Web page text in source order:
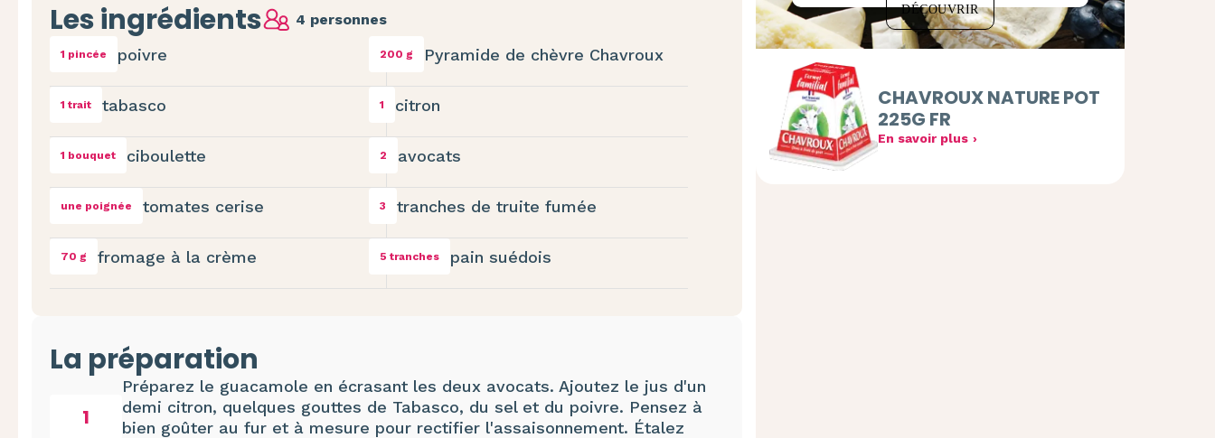
Les ingrédients 4 personnes
1 pincée poivre
1 trait tabasco
1 bouquet ciboulette
une poignée tomates cerise
70 g fromage à la crème
200 g Pyramide de chèvre Chavroux
1 citron
2 avocats
3 tranches de truite fumée
5 tranches pain suédois
La préparation
1
Préparez le guacamole en écrasant les deux avocats. Ajoutez le jus d'un
demi citron, quelques gouttes de Tabasco, du sel et du poivre. Pensez à
bien goûter au fur et à mesure pour rectifier l'assaisonnement. Étalez
DÉCOUVRIR
CHAVROUX NATURE POT
225G FR
En savoir plus